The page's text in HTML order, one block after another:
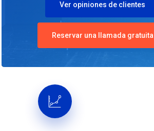
Ver opiniones de clientes
Reservar una llamada gratuita